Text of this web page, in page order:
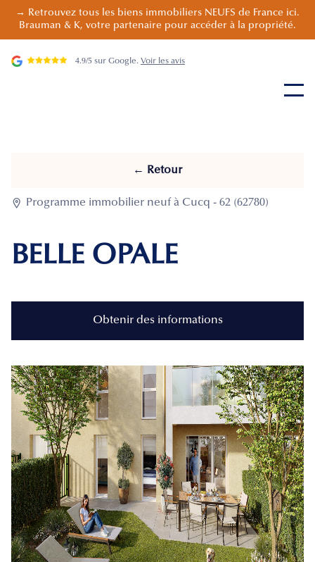
→ Retrouvez tous les biens immobiliers NEUFS de France ici.
Brauman & K, votre partenaire pour accéder à la propriété.
4.9/5 sur Google. Voir les avis
← Retour
 Programme immobilier neuf à Cucq - 62 (62780)
BELLE OPALE
Obtenir des informations